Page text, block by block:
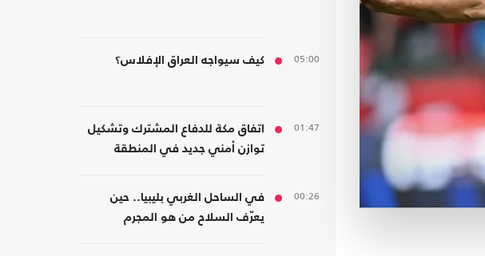
05:00 كيف سيواجه العراق الإفلاس؟
01:47
اتفاق مكة للدفاع المشترك وتشكيل
توازن أمني جديد في المنطقة
00:26
في الساحل الغربي بليبيا.. حين
يعرّف السلاح من هو المجرم